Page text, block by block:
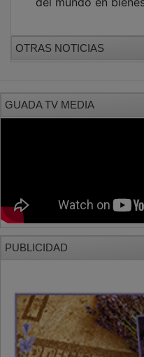
OTRAS NOTICIAS